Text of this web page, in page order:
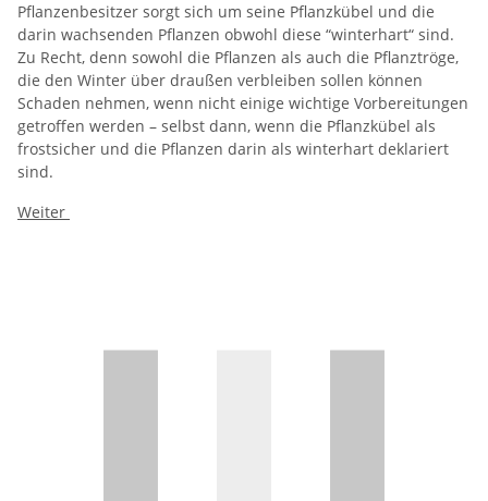
Pflanzenbesitzer sorgt sich um seine Pflanzkübel und die
darin wachsenden Pflanzen obwohl diese “winterhart“ sind.
Zu Recht, denn sowohl die Pflanzen als auch die Pflanztröge,
die den Winter über draußen verbleiben sollen können
Schaden nehmen, wenn nicht einige wichtige Vorbereitungen
getroffen werden – selbst dann, wenn die Pflanzkübel als
frostsicher und die Pflanzen darin als winterhart deklariert
sind.
Weiter